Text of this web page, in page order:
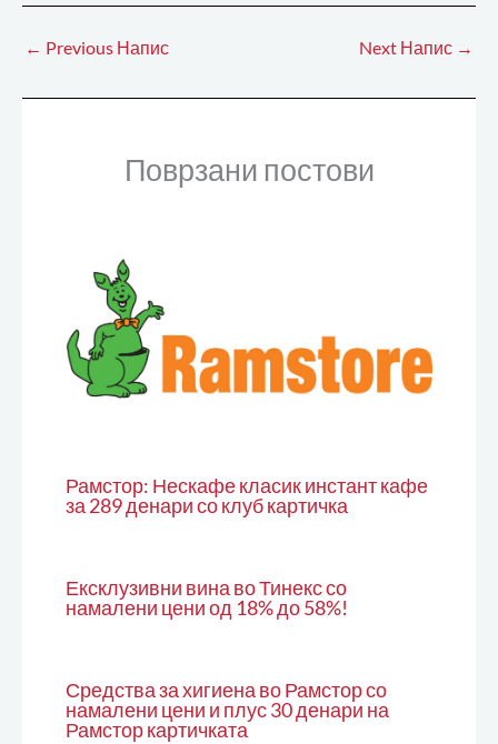
← Previous Напис Next Напис →
Поврзани постови
Рамстор: Нескафе класик инстант кафе
за 289 денари со клуб картичка
Ексклузивни вина во Тинекс со
намалени цени од 18% до 58%!
Средства за хигиена во Рамстор со
намалени цени и плус 30 денари на
Рамстор картичката